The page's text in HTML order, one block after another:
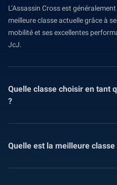
L’Assassin Cross est
meilleure classe actuelle grâce à
mobilité et ses excellentes
JcJ.
Quelle classe choisir en tant
?
Quelle est la meilleure classe